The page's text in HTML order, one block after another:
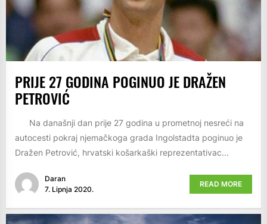
PRIJE 27 GODINA POGINUO JE DRAŽEN
PETROVIĆ
Na današnji dan prije 27 godina u prometnoj nesreći na
autocesti pokraj njemačkoga grada Ingolstadta poginuo je
Dražen Petrović, hrvatski košarkaški reprezentativac...
Daran
7. Lipnja 2020.
READ MORE